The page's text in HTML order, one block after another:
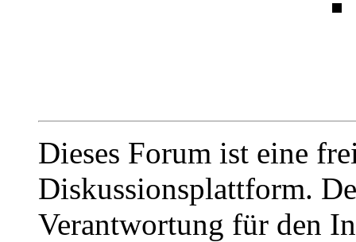
Dieses Forum ist eine
Diskussionsplattform.
Verantwortung für den